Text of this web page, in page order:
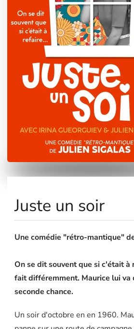
Juste un soir
Une comédie "rétro-mantique"
On se dit souvent que si c'était à
fait différemment. Maurice lui va
seconde chance.
Un soir d'octobre en en 1960.